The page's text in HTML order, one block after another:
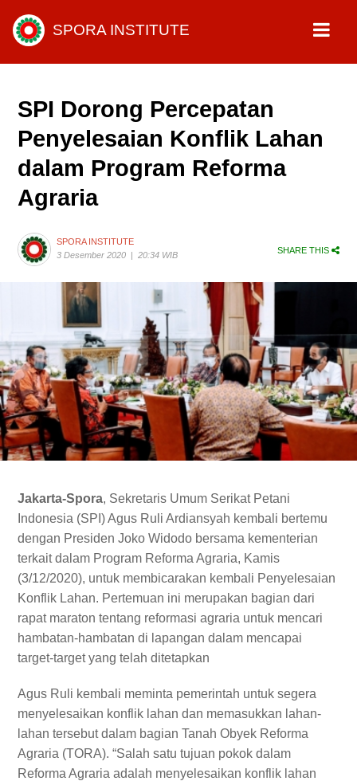
SPORA INSTITUTE
SPI Dorong Percepatan
Penyelesaian Konflik Lahan
dalam Program Reforma
Agraria
SPORA INSTITUTE
3 Desember 2020 | 20:34 WIB SHARE THIS
Jakarta-Spora, Sekretaris Umum Serikat Petani
Indonesia (SPI) Agus Ruli Ardiansyah kembali bertemu
dengan Presiden Joko Widodo bersama kementerian
terkait dalam Program Reforma Agraria, Kamis
(3/12/2020), untuk membicarakan kembali Penyelesaian
Konflik Lahan. Pertemuan ini merupakan bagian dari
rapat maraton tentang reformasi agraria untuk mencari
hambatan-hambatan di lapangan dalam mencapai
target-target yang telah ditetapkan
Agus Ruli kembali meminta pemerintah untuk segera
menyelesaikan konflik lahan dan memasukkan lahan-
lahan tersebut dalam bagian Tanah Obyek Reforma
Agraria (TORA). “Salah satu tujuan pokok dalam
Reforma Agraria adalah menyelesaikan konflik lahan